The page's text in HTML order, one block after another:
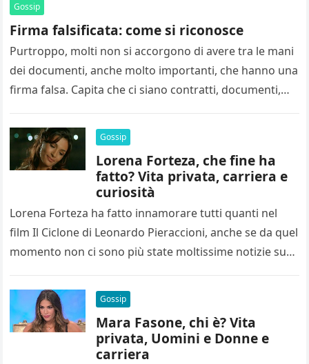
Gossip
Firma falsificata: come si riconosce
Purtroppo, molti non si accorgono di avere tra le mani
dei documenti, anche molto importanti, che hanno una
firma falsa. Capita che ci siano contratti, documenti,
Gossip
Lorena Forteza, che fine ha
fatto? Vita privata, carriera e
curiosità
Lorena Forteza ha fatto innamorare tutti quanti nel
film Il Ciclone di Leonardo Pieraccioni, anche se da quel
momento non ci sono più state moltissime notizie su…
Gossip
Mara Fasone, chi è? Vita
privata, Uomini e Donne e
carriera